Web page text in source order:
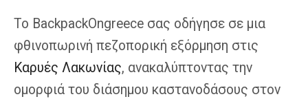
Το BackpackOngreece σας οδήγησε σε μια
φθινοπωρινή πεζοπορική εξόρμηση στις
Καρυές Λακωνίας, ανακαλύπτοντας την
ομορφιά του διάσημου καστανοδάσους στον